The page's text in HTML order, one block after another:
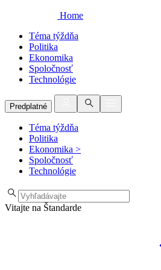
Home
Téma týždňa
Politika
Ekonomika
Spoločnosť
Technológie
Predplatné
Téma týždňa
Politika
Ekonomika >
Spoločnosť
Technológie
Vitajte na Štandarde